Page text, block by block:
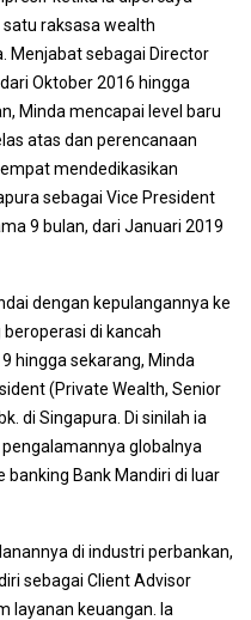
raksasa wealth
Menjabat sebagai Director
Oktober 2016 hingga
Minda mencapai level baru
atas dan perencanaan
mendedikasikan
sebagai Vice President
9 bulan, dari Januari 2019
dengan kepulangannya ke
di kancah
hingga sekarang, Minda
(Private Wealth, Senior
di Singapura. Di sinilah ia
globalnya
Bank Mandiri di luar
di industri perbankan,
sebagai Client Advisor
layanan keuangan. Ia